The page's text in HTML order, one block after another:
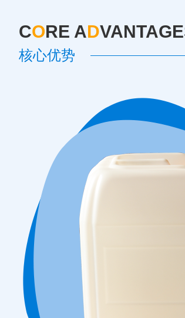
CORE AD
核心优势